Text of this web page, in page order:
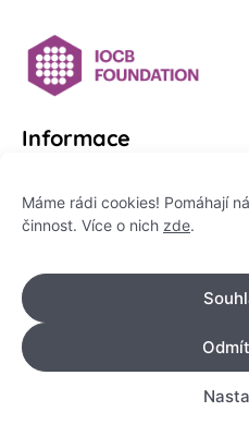
Máme rádi cookies! Pomáhají
činnost. Více o nich zde.
Informace
Platformu Zeptej se
IČO: 178 47 389
Flemingovo náměstí 542/
Dejvice, 160 00 Praha 6